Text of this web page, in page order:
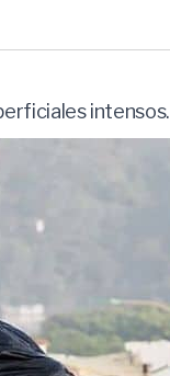
intensos.